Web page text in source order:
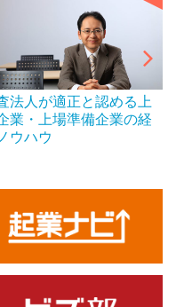
法人が適正と認める上
業・上場準備企業の経
ウハウ